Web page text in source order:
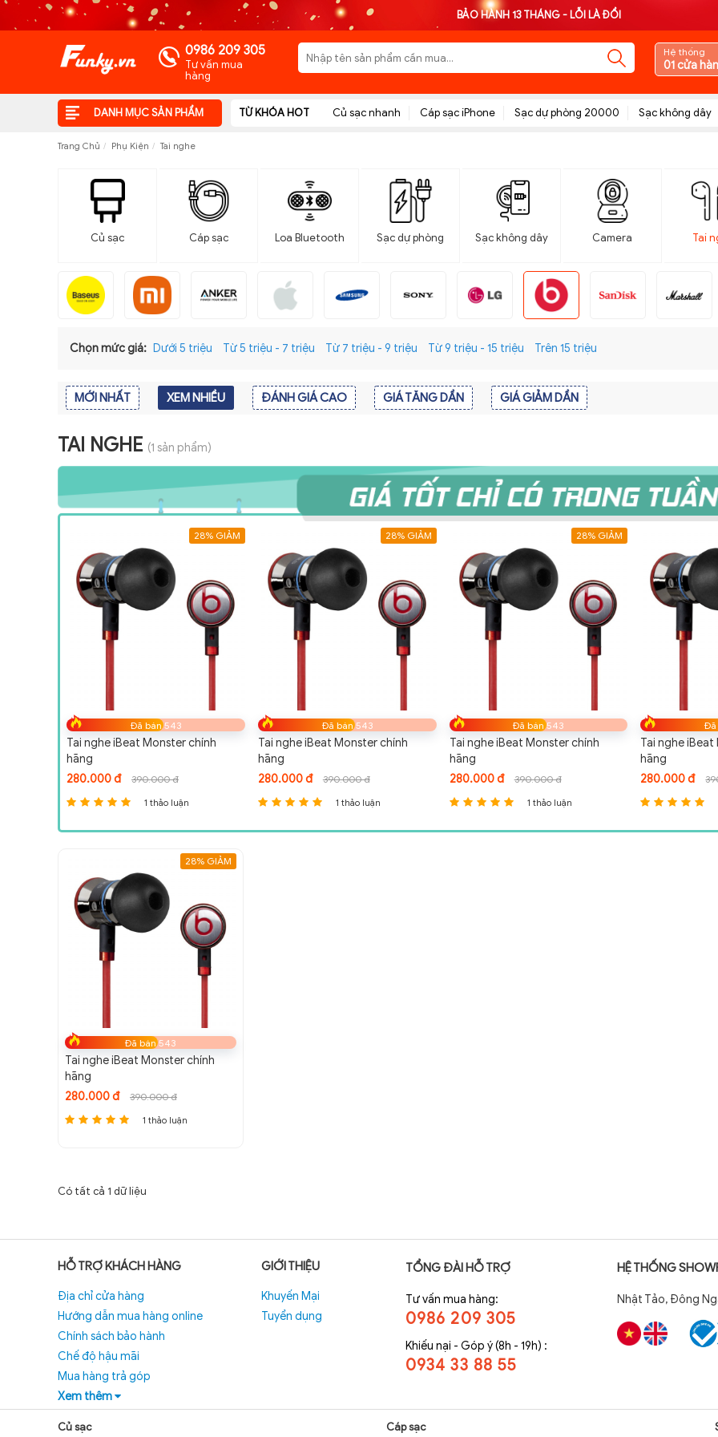
BẢO HÀNH 13 THÁNG - LỖI LÀ ĐỔI
0986 209 305
Tư vấn mua
hàng
Hệ thống
01 cửa
DANH MỤC SẢN PHẨM TỪ KHÓA HOT Củ sạc nhanh Cáp sạc iPhone Sạc dự phòng 20000 Sạc không dây
Trang Chủ Phụ Kiện Tai nghe
Củ sạc Cáp sạc Loa Bluetooth Sạc dự phòng Sạc không dây Camera Tai
Chọn mức giá: Dưới 5 triệu Từ 5 triệu - 7 triệu Từ 7 triệu - 9 triệu Từ 9 triệu - 15 triệu Trên 15 triệu
MỚI NHẤT XEM NHIỀU ĐÁNH GIÁ CAO GIÁ TĂNG DẦN GIÁ GIẢM DẦN
TAI NGHE (1 sản phẩm)
28% GIẢM
Đã bán 543
Tai nghe iBeat Monster chính
hãng
280.000 đ
390.000 đ
1 thảo luận
28% GIẢM
Đã bán 543
Tai nghe iBeat Monster chính
hãng
280.000 đ
390.000 đ
1 thảo luận
28% GIẢM
Đã bán 543
Tai nghe iBeat Monster chính
hãng
280.000 đ
390.000 đ
1 thảo luận
Đã
Tai nghe
hãng
280.000 đ
28% GIẢM
Đã bán 543
Tai nghe iBeat Monster chính
hãng
280.000 đ
390.000 đ
1 thảo luận
Có tất cả 1 dữ liệu
HỖ TRỢ KHÁCH HÀNG
Địa chỉ cửa hàng
Hướng dẫn mua hàng online
Chính sách bảo hành
Chế độ hậu mãi
Mua hàng trả góp
Xem thêm
GIỚI THIỆU
Khuyến Mại
Tuyển dụng
TỔNG ĐÀI HỖ TRỢ
Tư vấn mua hàng:
0986 209 305
Khiếu nại - Góp ý(8h - 19h) :
0934 33 88 55
HỆ THỐNG
Nhật Tảo, Đông
Củ sạc Cáp sạc